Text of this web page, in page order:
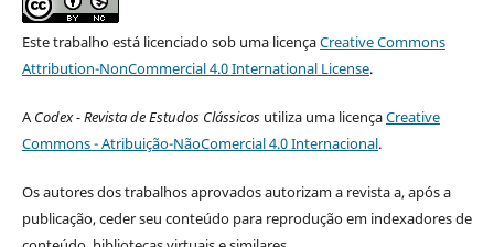
Este trabalho está licenciado sob uma licençaCreative Commons
Attribution-NonCommercial 4.0 International License.
ACodex - Revista de Estudos Clássicosutiliza uma licençaCreative
Commons - Atribuição-NãoComercial 4.0 Internacional.
Os autores dos trabalhos aprovados autorizam a revista a, após a
publicação, ceder seu conteúdo para reprodução em indexadores de